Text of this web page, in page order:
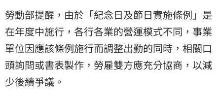
勞動部提醒，由於「紀念日及節日實施條例」是
在年度中施行，各行各業的營運模式不同，事業
單位因應該條例施行而調整出勤的同時，相關口
頭詢問或書表製作，勞雇雙方應充分協商，以減
少後續爭議。